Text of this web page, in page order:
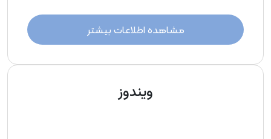
مشاهده اطلاعات بیشتر
ویندوز